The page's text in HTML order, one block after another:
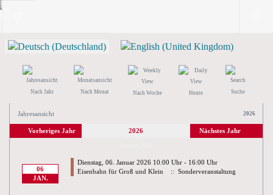
Nach Jahr Nach Monat Nach Woche Heute Suche
Jahresansicht 2026
Vorheriges Jahr 2026 Nächstes Jahr
06
JAN.
Dienstag, 06. Januar 2026 10:00 Uhr - 16:00 Uhr
Eisenbahn für Groß und Klein
:: Sonderveranstaltung